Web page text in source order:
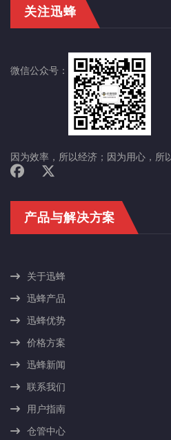
关注迅蜂
微信公众号：
因为效率，所以经济；因为用心，所
产品与解决方案
关于迅蜂
迅蜂产品
迅蜂优势
价格方案
迅蜂新闻
联系我们
用户指南
仓管中心